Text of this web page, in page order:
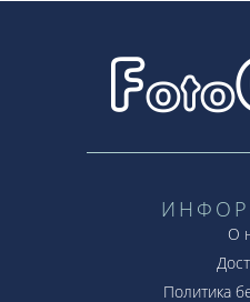
О
Политика